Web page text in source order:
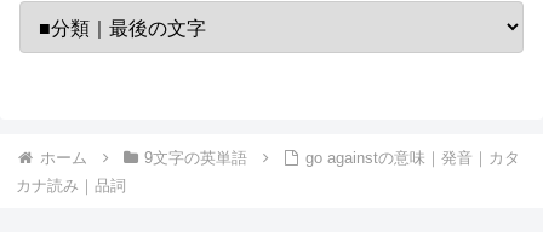
ホーム 9文字の英単語
go againstの意味｜発音｜カタ
カナ読み｜品詞